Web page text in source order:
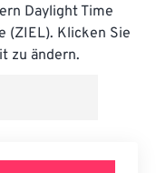
Daylight Time
(ZIEL). Klicken Sie
zu ändern.